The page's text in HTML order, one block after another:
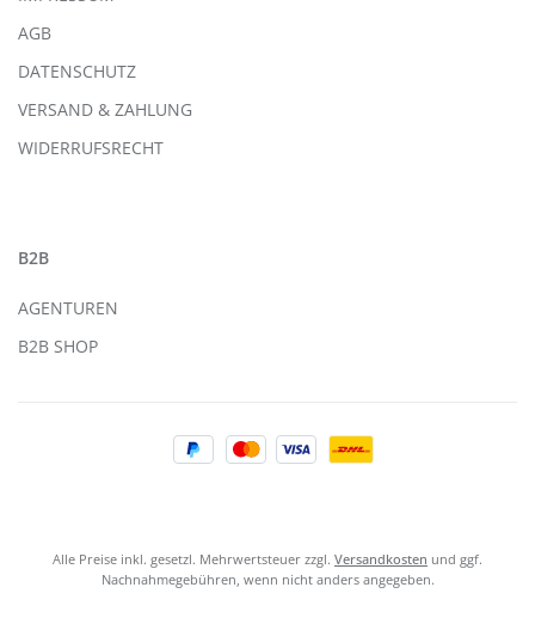
AGB
DATENSCHUTZ
VERSAND & ZAHLUNG
WIDERRUFSRECHT
B2B
AGENTUREN
B2B SHOP
Alle Preise inkl. gesetzl. Mehrwertsteuer zzgl. Versandkosten und ggf.
Nachnahmegebühren, wenn nicht anders angegeben.